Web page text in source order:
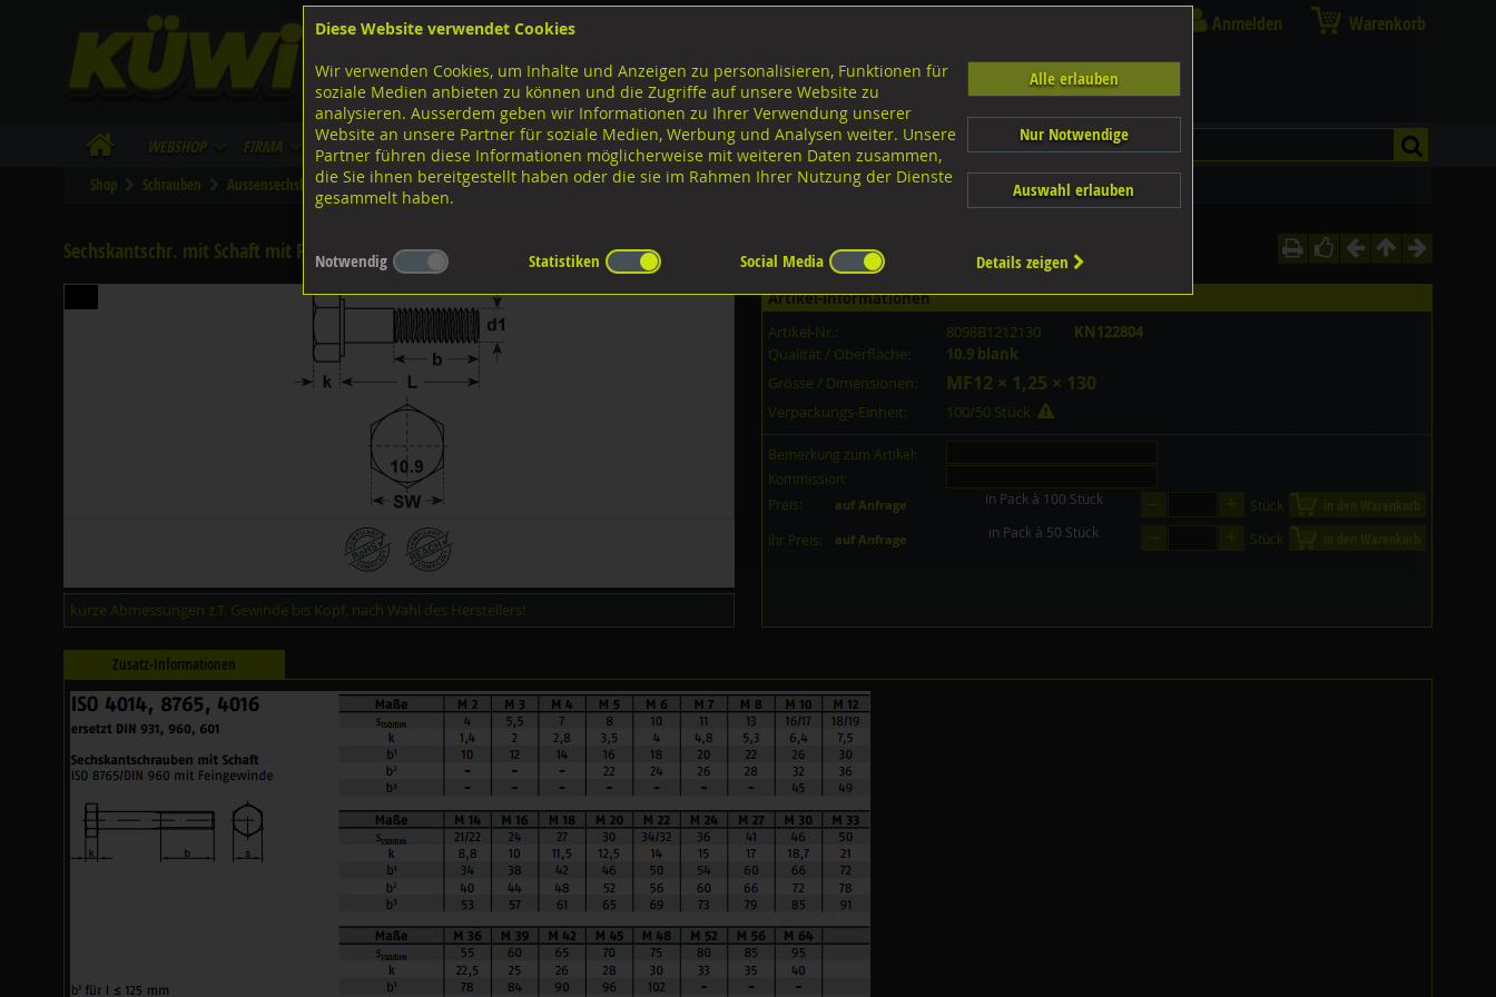
Lagerstrasse 8
Tel. 043 455 20 30
FB
IG
WebShop Firma Lieferinfo Infos/Downloads
Anmelden Warenkorb
Shop Schrauben Aussensechskant Feingewinde mit Schaft 10.9 Stahl schwarz
Sechskantschr. mit Schaft mit Feingew., DIN960 ISO8675 10.9 blank MF12x1,25x130
kurze Abmessungen z.T. Gewinde bis Kopf, nach Wahl des Herstellers!
Artikel-Informationen
Artikel-Nr.:
8098B1212130
KN122804
Qualität / Oberfläche:
10.9 blank
Grösse / Dimensionen:
MF12 × 1,25 × 130
Verpackungs-Einheit: 100/50 Stück
Bemerkung zum Artikel:
Kommission:
Preis:
auf Anfrage in Pack à 100 Stück Stück
Ihr Preis: auf Anfrage in Pack à 50 Stück Stück
Zusatz-Informationen
Diese Website verwendet Cookies
Wir verwenden Cookies, um Inhalte und Anzeigen zu personalisieren, Funktionen für
soziale Medien anbieten zu können und die Zugriffe auf unsere Website zu
analysieren. Ausserdem geben wir Informationen zu Ihrer Verwendung unserer
Website an unsere Partner für soziale Medien, Werbung und Analysen weiter. Unsere
Partner führen diese Informationen möglicherweise mit weiteren Daten zusammen,
die Sie ihnen bereitgestellt haben oder die sie im Rahmen Ihrer Nutzung der Dienste
gesammelt haben.
Alle erlauben
Nur Notwendige
Auswahl erlauben
Notwendig Statistiken Social Media Details zeigen